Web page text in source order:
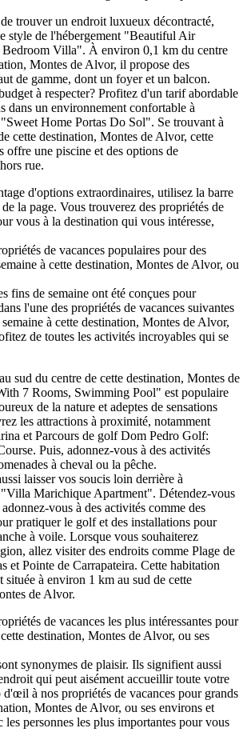
trouver un endroit luxueux décontracté,
style de l'hébergement "Beautiful Air
Villa". À environ 0,1 km du centre
Montes de Alvor, il propose des
de gamme, dont un foyer et un balcon.
à respecter? Profitez d'un tarif abordable
dans un environnement confortable à
Home Portas Do Sol". Se trouvant à
cette destination, Montes de Alvor, cette
offre une piscine et des options de
rue.
d'options extraordinaires, utilisez la barre
la page. Vous trouverez des propriétés de
vous à la destination qui vous intéresse,
de vacances populaires pour des
à cette destination, Montes de Alvor, ou
fins de semaine ont été conçues pour
l'une des propriétés de vacances suivantes
à cette destination, Montes de Alvor,
de toutes les activités incroyables qui se
sud du centre de cette destination, Montes de
7 Rooms, Swimming Pool" est populaire
de la nature et adeptes de sensations
les attractions à proximité, notamment
et Parcours de golf Dom Pedro Golf:
Puis, adonnez-vous à des activités
à cheval ou la pêche.
laisser vos soucis loin derrière à
Marichique Apartment". Détendez-vous
vous à des activités comme des
pratiquer le golf et des installations pour
à voile. Lorsque vous souhaiterez
allez visiter des endroits comme Plage de
et Pointe de Carrapateira. Cette habitation
située à environ 1 km au sud de cette
de Alvor.
de vacances les plus intéressantes pour
destination, Montes de Alvor, ou ses
synonymes de plaisir. Ils signifient aussi
qui peut aisément accueillir toute votre
d'œil à nos propriétés de vacances pour grands
Montes de Alvor, ou ses environs et
les personnes les plus importantes pour vous